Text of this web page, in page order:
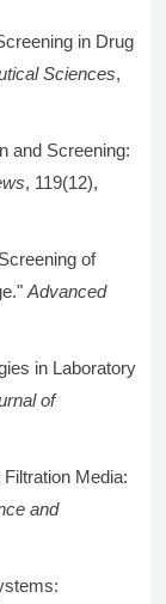
in Drug
Sciences,
and Screening:
, 119(12),
of
Advanced
in Laboratory
of
Media:
and